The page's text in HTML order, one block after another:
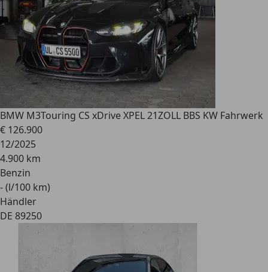
BMW M3Touring CS xDrive XPEL 21ZOLL BBS KW Fahrwerk
€ 126.900
12/2025
4.900 km
Benzin
- (l/100 km)
Händler
DE 89250